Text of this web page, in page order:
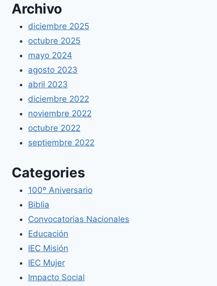
Archivo
diciembre 2025
octubre 2025
mayo 2024
agosto 2023
abril 2023
diciembre 2022
noviembre 2022
octubre 2022
septiembre 2022
Categories
100º Aniversario
Biblia
Convocatorias Nacionales
Educación
IEC Misión
IEC Mujer
Impacto Social